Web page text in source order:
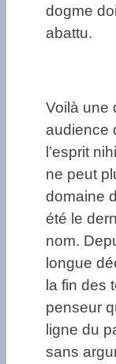
dogme
abattu.
Voilà une
audience
l’esprit
ne peut
domaine
été le
nom.
longue
la fin des
penseur
ligne du
sans